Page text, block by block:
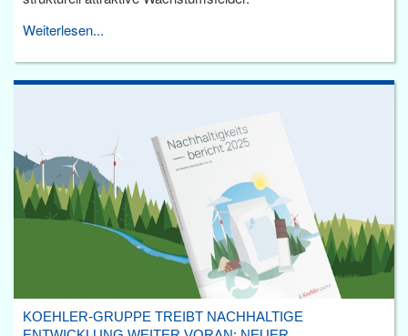
Weiterlesen...
KOEHLER-GRUPPE TREIBT NACHHALTIGE